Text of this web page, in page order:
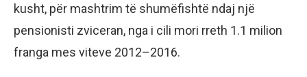
kusht, për mashtrim të shumëfishtë ndaj një
pensionisti zviceran, nga i cili mori rreth 1.1 milion
franga mes viteve 2012–2016.